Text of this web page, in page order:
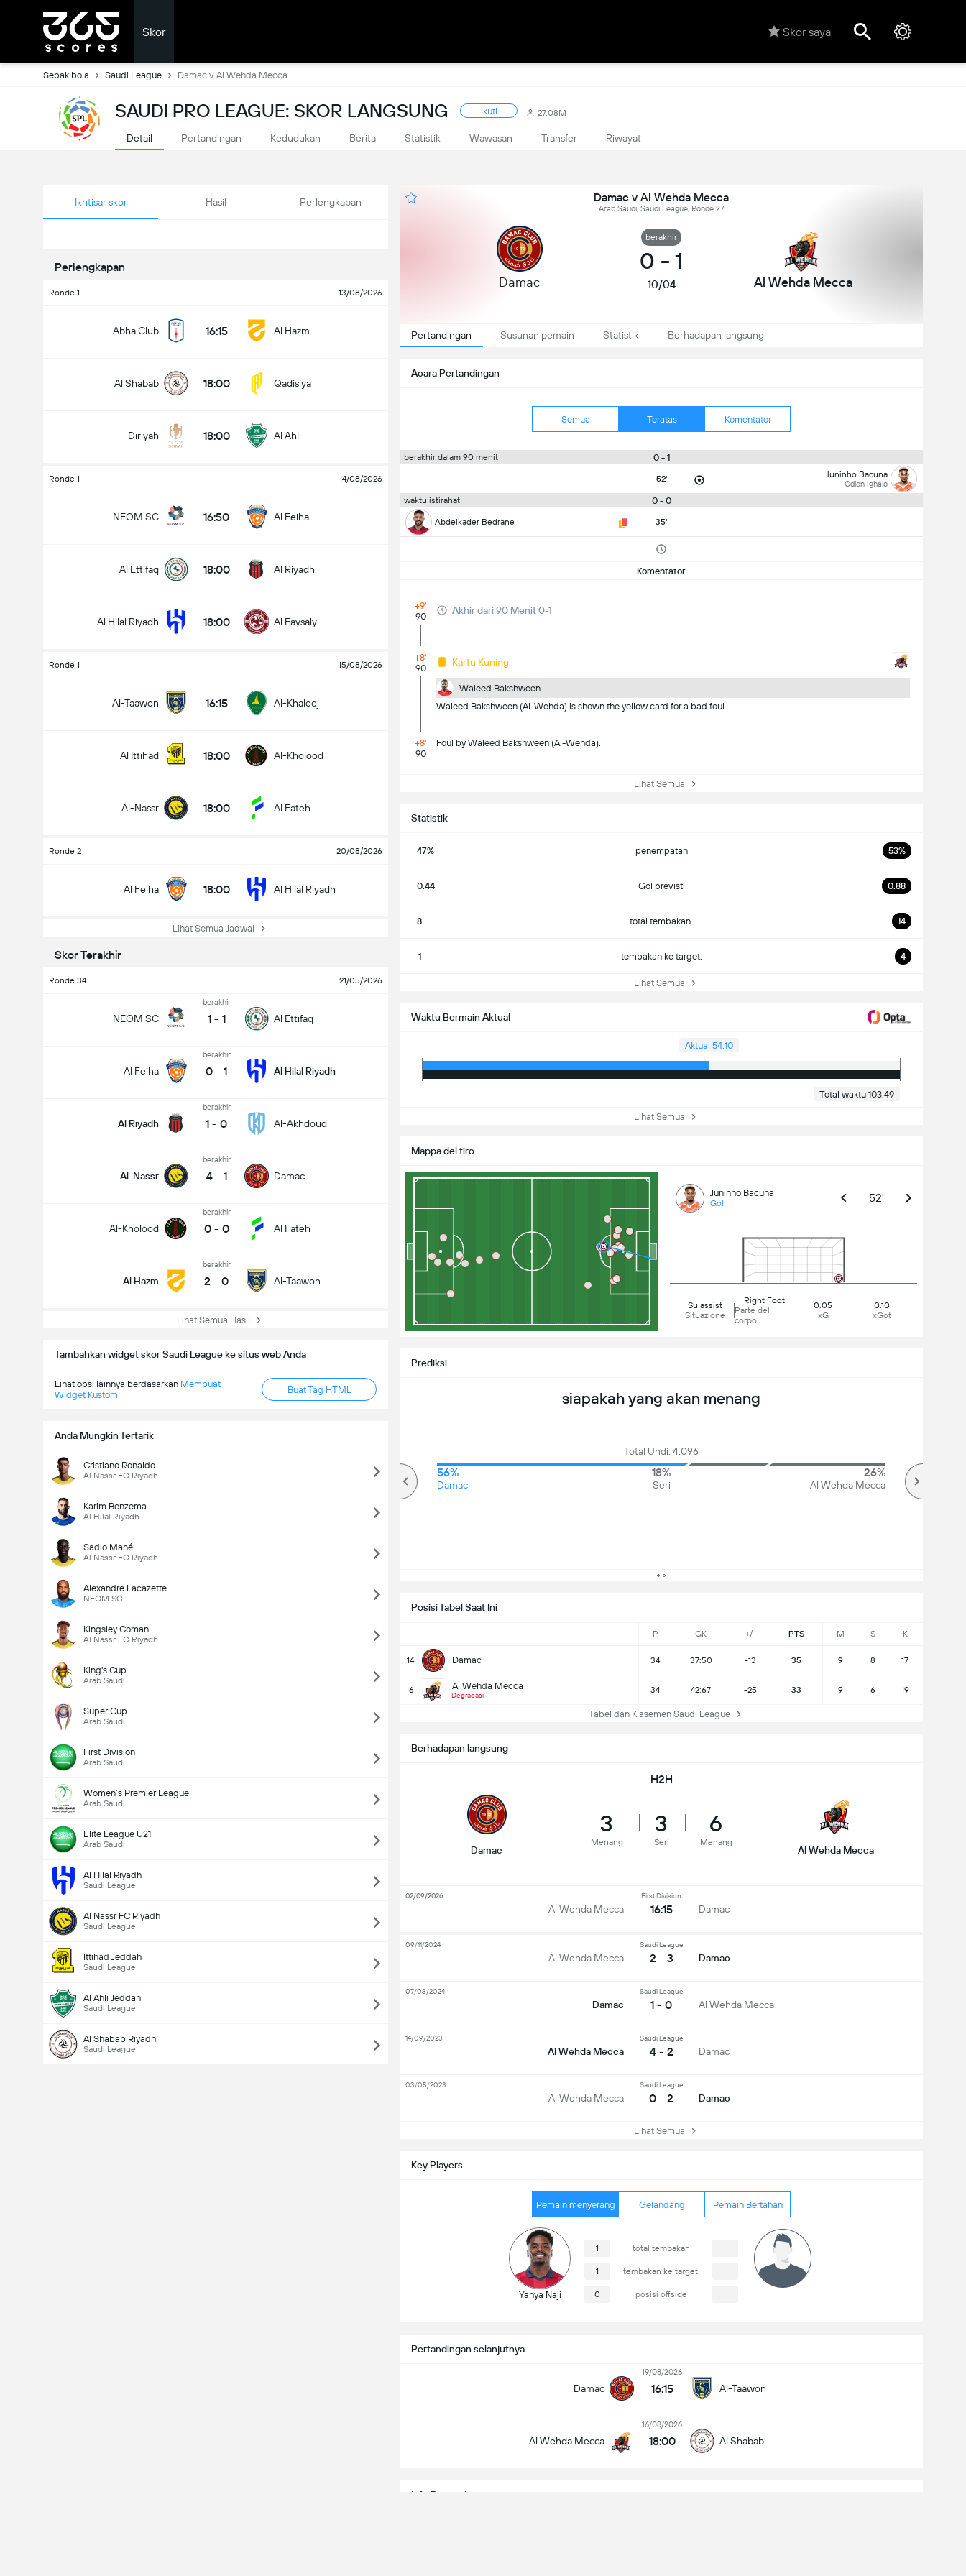
Skor Skor saya
Sepak bola Saudi League Damac v Al Wehda Mecca
SAUDI PRO LEAGUE: SKOR LANGSUNG Ikuti 27.08M
Detail Pertandingan Kedudukan Berita Statistik Wawasan Transfer Riwayat
Ikhtisar skor Hasil Perlengkapan
Perlengkapan
Ronde 1 13/08/2026
Abha Club 16:15 Al Hazm
Al Shabab 18:00 Qadisiya
Diriyah 18:00 Al Ahli
Ronde 1 14/08/2026
NEOM SC 16:50 Al Feiha
Al Ettifaq 18:00 Al Riyadh
Al Hilal Riyadh 18:00 Al Faysaly
Ronde 1 15/08/2026
Al-Taawon 16:15 Al-Khaleej
Al Ittihad 18:00 Al-Kholood
Al-Nassr 18:00 Al Fateh
Ronde 2 20/08/2026
Al Feiha 18:00 Al Hilal Riyadh
Lihat Semua Jadwal
Skor Terakhir
Ronde 34 21/05/2026
NEOM SC
berakhir
1 - 1 Al Ettifaq
Al Feiha
berakhir
0 - 1 Al Hilal Riyadh
Al Riyadh
berakhir
1 - 0 Al-Akhdoud
Al-Nassr
berakhir
4 - 1 Damac
Al-Kholood
berakhir
0 - 0 Al Fateh
Al Hazm
berakhir
2 - 0 Al-Taawon
Lihat Semua Hasil
Tambahkan widget skor Saudi League ke situs web Anda
Lihat opsi lainnya berdasarkan Membuat
Widget Kustom
Buat Tag HTML
Anda Mungkin Tertarik
Cristiano Ronaldo
Al Nassr FC Riyadh
Karim Benzema
Al Hilal Riyadh
Sadio Mané
Al Nassr FC Riyadh
Alexandre Lacazette
NEOM SC
Kingsley Coman
Al Nassr FC Riyadh
King's Cup
Arab Saudi
Super Cup
Arab Saudi
First Division
Arab Saudi
Women’s Premier League
Arab Saudi
Elite League U21
Arab Saudi
Al Hilal Riyadh
Saudi League
Al Nassr FC Riyadh
Saudi League
Ittihad Jeddah
Saudi League
Al Ahli Jeddah
Saudi League
Al Shabab Riyadh
Saudi League
Damac v Al Wehda Mecca
Arab Saudi, Saudi League, Ronde 27
Damac
berakhir
0 - 1
10/04 Al Wehda Mecca
Pertandingan Susunan pemain Statistik Berhadapan langsung
Acara Pertandingan
Semua Teratas Komentator
berakhir dalam 90 menit 0 - 1
52' Juninho Bacuna
Odion Ighalo
waktu istirahat 0 - 0
Abdelkader Bedrane 35'
Komentator
+9'
90
Akhir dari 90 Menit 0-1
+8'
90
Kartu Kuning
Waleed Bakshween
Waleed Bakshween (Al-Wehda) is shown the yellow card for a bad foul.
+8'
90
Foul by Waleed Bakshween (Al-Wehda).
Lihat Semua
Pertandingan selanjutnya
Damac
19/08/2026
16:15 Al-Taawon
Al Wehda Mecca
16/08/2026
18:00 Al Shabab
Key Players
Pemain menyerang Gelandang Pemain Bertahan
Yahya Naji
1 total tembakan
1 tembakan ke target.
0 posisi offside
Statistik
47% penempatan 53%
0.44 Gol previsti 0.88
8 total tembakan 14
1 tembakan ke target. 4
Lihat Semua
Waktu Bermain Aktual
Aktual 54:10
Total waktu 103:49
Lihat Semua
Mappa del tiro
Juninho Bacuna
Gol 52'
Su assist
Situazione
Right Foot
Parte del
corpo
0.05
xG
0.10
xGot
Info Pertandingan
Posisi Tabel Saat Ini
P GK +/- PTS M S K
14 Damac 34 37:50 -13 35 9 8 17
16 Al Wehda Mecca
Degradasi
34 42:67 -25 33 9 6 19
Tabel dan Klasemen Saudi League
Prediksi
siapakah yang akan menang
Total Undi: 4,096
56%
Damac
18%
Seri
26%
Al Wehda Mecca
total gol dalam permainan (2.5)
Berhadapan langsung
H2H
Damac
3
Menang
3
Seri
6
Menang
Al Wehda Mecca
Al Wehda Mecca
First Division
16:15 Damac
02/09/2026
Al Wehda Mecca
Saudi League
2 - 3 Damac
09/11/2024
Damac
Saudi League
1 - 0 Al Wehda Mecca
07/03/2024
Al Wehda Mecca
Saudi League
4 - 2 Damac
14/09/2023
Al Wehda Mecca
Saudi League
0 - 2 Damac
03/05/2023
Lihat Semua